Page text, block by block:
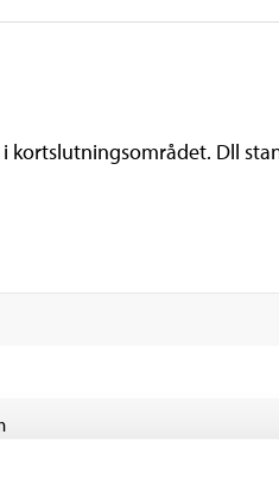
kortslutningsområdet. Dll